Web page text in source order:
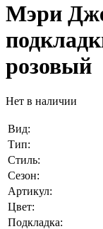
Мэри
розовый
Нет в наличии
Вид:
Тип:
Стиль:
Сезон:
Артикул:
Цвет:
Подкладка: